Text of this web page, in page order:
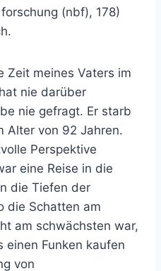
(nbf), 178)
Zeit meines Vaters im
nie darüber
nie gefragt. Er starb
Alter von 92 Jahren.
Perspektive
eine Reise in die
die Tiefen der
die Schatten am
am schwächsten war,
Funken kaufen
von